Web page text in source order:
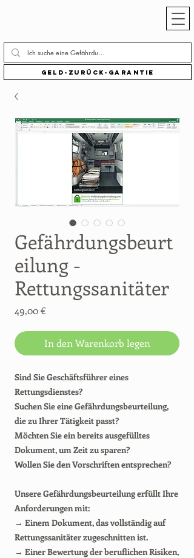
Geld-zurück-Garantie
Gefährdungsbeurt
eilung -
Rettungssanitäter
49,00 €Preis
In den Warenkorb legen
Sind Sie Geschäftsführer eines
Rettungsdienstes?
Suchen Sie eine Gefährdungsbeurteilung,
die zu Ihrer Tätigkeit passt?
Möchten Sie ein bereits ausgefülltes
Dokument, um Zeit zu sparen?
Wollen Sie den Vorschriften entsprechen?
Unsere Gefährdungsbeurteilung erfüllt Ihre
Anforderungen mit:
→ Einem Dokument, das vollständig auf
Rettungssanitäter zugeschnitten ist.
→ Einer Bewertung der beruflichen Risiken,